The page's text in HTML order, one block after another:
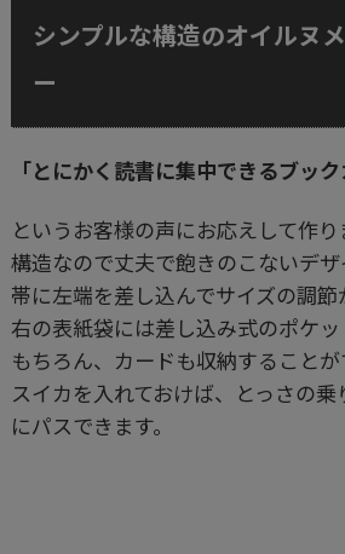
シンプルな構造のオイルヌ
ー
「とにかく読書に集中できるブッ
というお客様の声にお応えして作
構造なので丈夫で飽きのこないデザ
帯に左端を差し込んでサイズの調節
右の表紙袋には差し込み式のポケ
もちろん、カードも収納すること
スイカを入れておけば、とっさの
にパスできます。